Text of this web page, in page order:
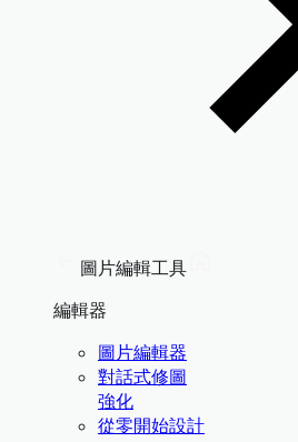
圖片編輯工具
編輯器
圖片編輯器
對話式修圖
強化
從零開始設計